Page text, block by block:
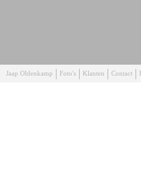
Jaap Oldenkamp Foto's Klanten Contact